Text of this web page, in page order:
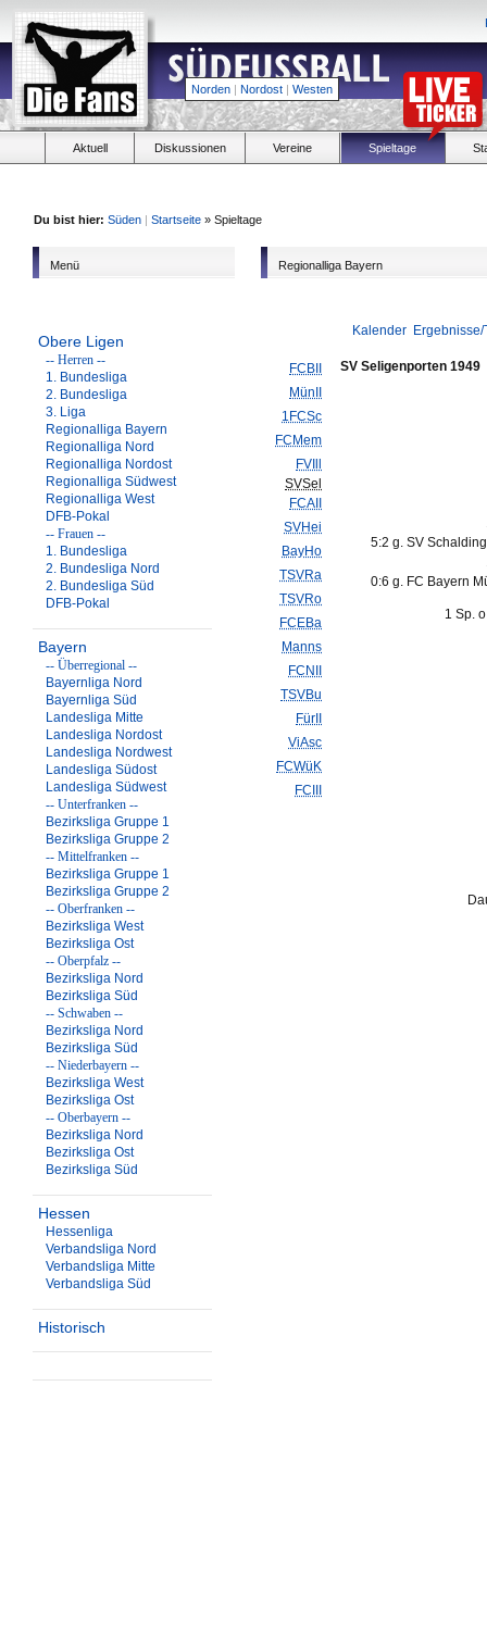
Norden | Nordost | Westen
Aktuell Diskussionen Vereine Spieltage
Du bist hier: Süden | Startseite » Spieltage
Menü
Obere Ligen
-- Herren --
1. Bundesliga
2. Bundesliga
3. Liga
Regionalliga Bayern
Regionalliga Nord
Regionalliga Nordost
Regionalliga Südwest
Regionalliga West
DFB-Pokal
-- Frauen --
1. Bundesliga
2. Bundesliga Nord
2. Bundesliga Süd
DFB-Pokal
Bayern
-- Überregional --
Bayernliga Nord
Bayernliga Süd
Landesliga Mitte
Landesliga Nordost
Landesliga Nordwest
Landesliga Südost
Landesliga Südwest
-- Unterfranken --
Bezirksliga Gruppe 1
Bezirksliga Gruppe 2
-- Mittelfranken --
Bezirksliga Gruppe 1
Bezirksliga Gruppe 2
-- Oberfranken --
Bezirksliga West
Bezirksliga Ost
-- Oberpfalz --
Bezirksliga Nord
Bezirksliga Süd
-- Schwaben --
Bezirksliga Nord
Bezirksliga Süd
-- Niederbayern --
Bezirksliga West
Bezirksliga Ost
-- Oberbayern --
Bezirksliga Nord
Bezirksliga Ost
Bezirksliga Süd
Hessen
Hessenliga
Verbandsliga Nord
Verbandsliga Mitte
Verbandsliga Süd
Historisch
Regionalliga Bayern
Kalender
FCBII
MünII
1FCSc
FCMem
FVIll
SVSel
FCAII
SVHei
BayHo
TSVRa
TSVRo
FCEBa
Manns
FCNII
TSVBu
FürII
ViAsc
FCWüK
FCIII
SV Seligenporten 1949
5:2 g. SV
0:6 g. FC Bayern
1 Sp.